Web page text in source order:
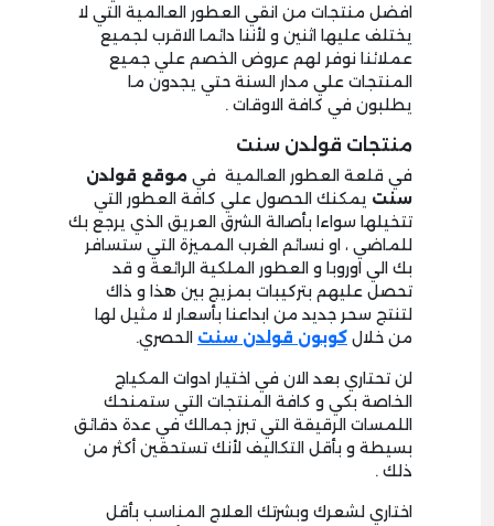
افضل منتجات من انقي العطور العالمية التي لا
يختلف عليها اثنين و لأننا دائما الاقرب لجميع
عملائنا نوفر لهم عروض الخصم علي جميع
المنتجات علي مدار السنة حتي يجدون ما
يطلبون في كافة الاوقات .
منتجات قولدن سنت
في قلعة العطور العالمية في موقع قولدن
سنت يمكنك الحصول علي كافة العطور التي
تتخيلها سواءا بأصالة الشرق العريق الذي يرجع بك
للماضي ، او نسائم الغرب المميزة التي ستسافر
بك الي اوروبا و العطور الملكية الرائعة و قد
تحصل عليهم بتركيبات بمزيج بين هذا و ذاك
لتنتج سحر جديد من ابداعنا بأسعار لا مثيل لها
من خلال كوبون قولدن سنت الحصري.
لن تحتاري بعد الان في اختيار ادوات المكياج
الخاصة بكي و كافة المنتجات التي ستمنحك
اللمسات الرقيقة التي تبرز جمالك في عدة دقائق
بسيطة و بأقل التكاليف لأنك تستحقين أكثر من
ذلك .
اختاري لشعرك وبشرتك العلاج المناسب بأقل